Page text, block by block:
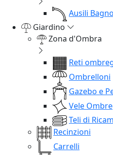
Ausili
Giardino
Zona d'Ombra
Reti
Ombrelloni
Gazebo e
Vele
Teli di
Recinzioni
Carrelli